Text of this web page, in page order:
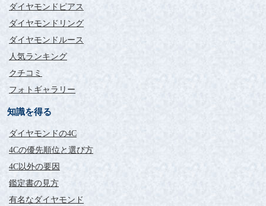
ダイヤモンドピアス
ダイヤモンドリング
ダイヤモンドルース
人気ランキング
クチコミ
フォトギャラリー
知識を得る
ダイヤモンドの4C
4Cの優先順位と選び方
4C以外の要因
鑑定書の見方
有名なダイヤモンド